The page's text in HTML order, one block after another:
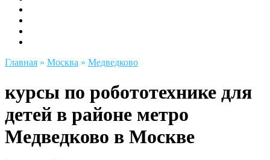
Главная » Москва » Медведково
курсы по робототехнике для
детей в районе метро
Медведково в Москве